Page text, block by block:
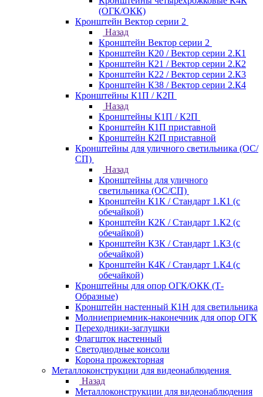
(ОГК/ОКК)
Кронштейн Вектор серии 2
Назад
Кронштейн Вектор серии 2
Кронштейн К20 / Вектор серии 2.К1
Кронштейн К21 / Вектор серии 2.К2
Кронштейн К22 / Вектор серии 2.К3
Кронштейн К38 / Вектор серии 2.К4
Кронштейны К1П / К2П
Назад
Кронштейны К1П / К2П
Кронштейн К1П приставной
Кронштейн К2П приставной
Кронштейны для уличного светильника (ОС/
СП)
Назад
Кронштейны для уличного
светильника (ОС/СП)
Кронштейн К1К / Стандарт 1.К1 (с
обечайкой)
Кронштейн К2К / Стандарт 1.К2 (с
обечайкой)
Кронштейн К3К / Стандарт 1.К3 (с
обечайкой)
Кронштейн К4К / Стандарт 1.К4 (с
обечайкой)
Кронштейны для опор ОГК/ОКК (Т-
Образные)
Кронштейн настенный К1Н для светильника
Молниеприемник-наконечник для опор ОГК
Переходники-заглушки
Флагшток настенный
Светодиодные консоли
Корона прожекторная
Металлоконструкции для видеонаблюдения
Назад
Металлоконструкции для видеонаблюдения